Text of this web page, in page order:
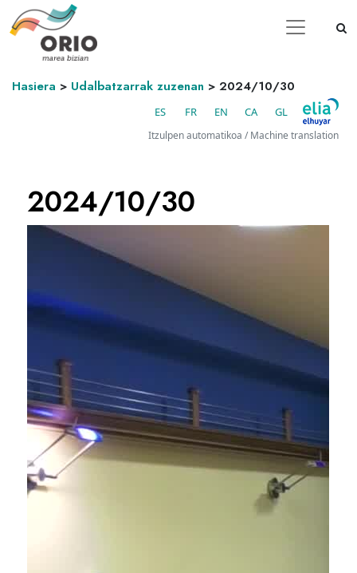
Hasiera > Udalbatzarrak zuzenan > 2024/10/30
ES FR EN CA GL
Itzulpen automatikoa / Machine translation
2024/10/30